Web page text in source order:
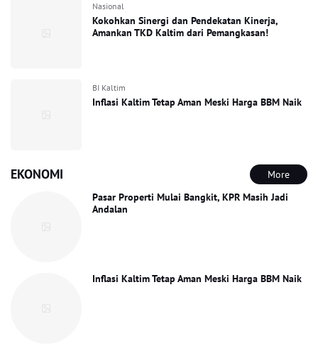
Nasional
Kokohkan Sinergi dan Pendekatan Kinerja,
Amankan TKD Kaltim dari Pemangkasan!
BI Kaltim
Inflasi Kaltim Tetap Aman Meski Harga BBM Naik
EKONOMI
More
Pasar Properti Mulai Bangkit, KPR Masih Jadi
Andalan
Inflasi Kaltim Tetap Aman Meski Harga BBM Naik